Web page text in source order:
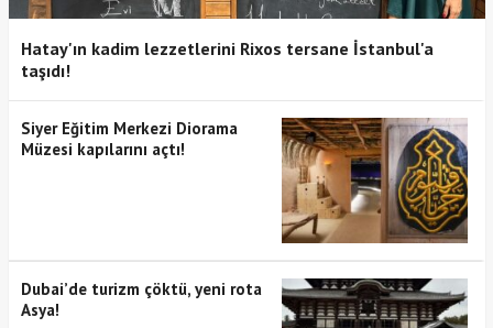
Hatay'ın kadim lezzetlerini Rixos tersane İstanbul'a
taşıdı!
Siyer Eğitim Merkezi Diorama
Müzesi kapılarını açtı!
Dubai’de turizm çöktü, yeni rota
Asya!